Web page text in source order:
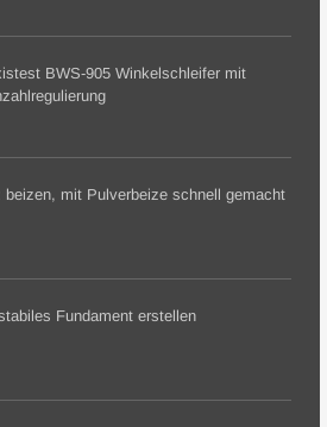
BWS-905 Winkelschleifer mit
beizen, mit Pulverbeize schnell gemacht
Fundament erstellen